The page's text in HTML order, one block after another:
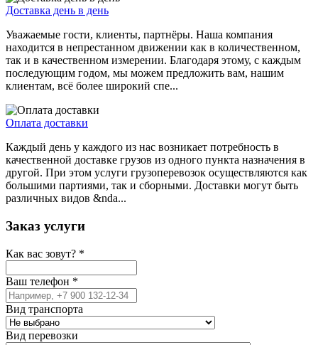
Доставка день в день
Уважаемые гости, клиенты, партнёры. Наша компания
находится в непрестанном движении как в количественном,
так и в качественном измерении. Благодаря этому, с каждым
последующим годом, мы можем предложить вам, нашим
клиентам, всё более широкий спе...
Оплата доставки
Каждый день у каждого из нас возникает потребность в
качественной доставке грузов из одного пункта назначения в
другой. При этом услуги грузоперевозок осуществляются как
большими партиями, так и сборными. Доставки могут быть
различных видов &nda...
Заказ услуги
Как вас зовут? *
Ваш телефон *
Вид транспорта
Вид перевозки